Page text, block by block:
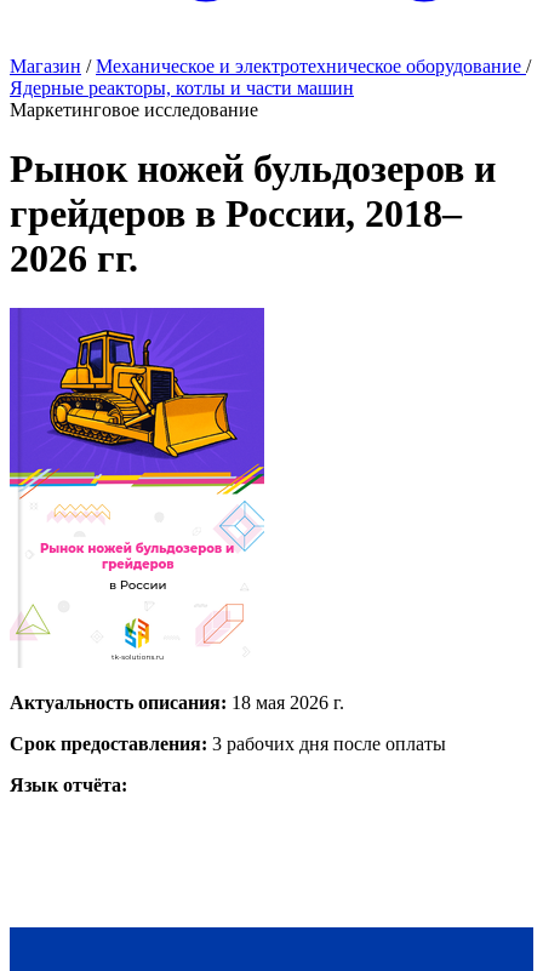
Магазин / Механическое и электротехническое оборудование /
Ядерные реакторы, котлы и части машин
Маркетинговое исследование
Рынок ножей бульдозеров и
грейдеров в России, 2018–
2026 гг.
Актуальность описания: 18 мая 2026 г.
Срок предоставления: 3 рабочих дня после оплаты
Язык отчёта: